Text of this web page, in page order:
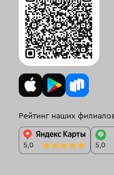
Рейтинг наших